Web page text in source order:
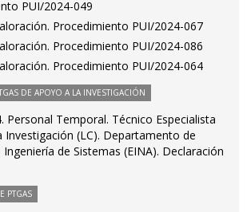
PUI/2024-049
Procedimiento PUI/2024-067
Procedimiento PUI/2024-086
Procedimiento PUI/2024-064
DE APOYO A LA INVESTIGACIÓN
Personal Temporal. Técnico Especialista
Investigación (LC). Departamento de
de Sistemas (EINA). Declaración
PTGAS